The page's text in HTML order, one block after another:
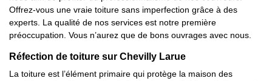
Offrez-vous une vraie toiture sans imperfection grâce à des
experts. La qualité de nos services est notre première
préoccupation. Vous n’aurez que de bons ouvrages avec nous.
Réfection de toiture sur Chevilly Larue
La toiture est l’élément primaire qui protège la maison des